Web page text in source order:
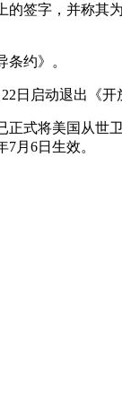
签字，并称其
约》。
日启动退出《开
式将美国从
月6日生效。